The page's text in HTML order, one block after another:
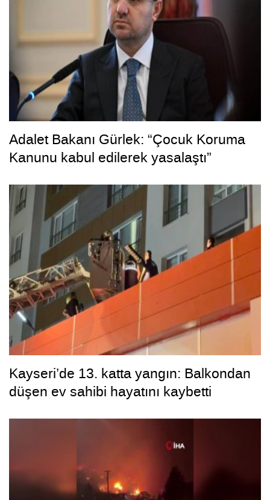
Adalet Bakanı Gürlek: “Çocuk Koruma
Kanunu kabul edilerek yasalaştı”
Kayseri’de 13. katta yangın: Balkondan
düşen ev sahibi hayatını kaybetti